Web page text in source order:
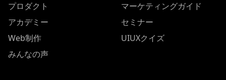
プロダクト
アカデミー
Web制作
みんなの声
マーケティングガイド
セミナー
UIUXクイズ